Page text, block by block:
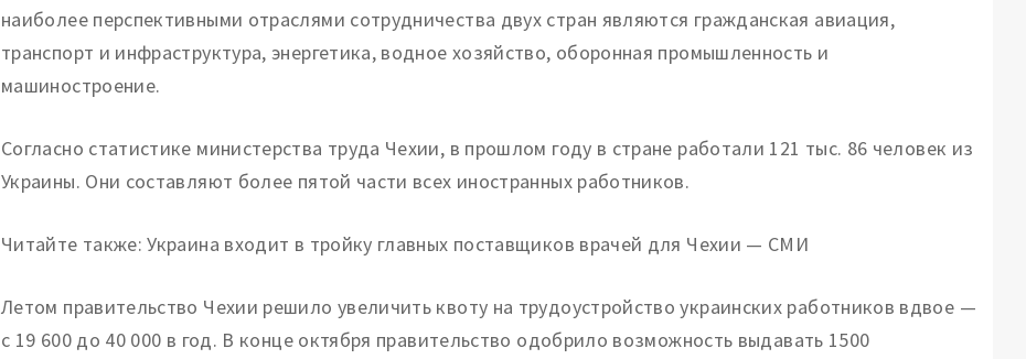
наиболее перспективными отраслями сотрудничества двух стран являются гражданская авиация,
транспорт и инфраструктура, энергетика, водное хозяйство, оборонная промышленность и
машиностроение.
Согласно статистике министерства труда Чехии, в прошлом году в стране работали 121 тыс. 86 человек из
Украины. Они составляют более пятой части всех иностранных работников.
Читайте также: Украина входит в тройку главных поставщиков врачей для Чехии — СМИ
Летом правительство Чехии решило увеличить квоту на трудоустройство украинских работников вдвое —
с 19 600 до 40 000 в год. В конце октября правительство одобрило возможность выдавать 1500